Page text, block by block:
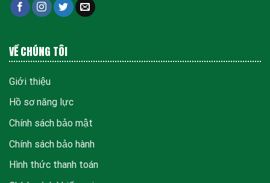
VỀ CHÚNG TÔI
Giới thiệu
Hồ sơ năng lực
Chính sách bảo mật
Chính sách bảo hành
Hình thức thanh toán